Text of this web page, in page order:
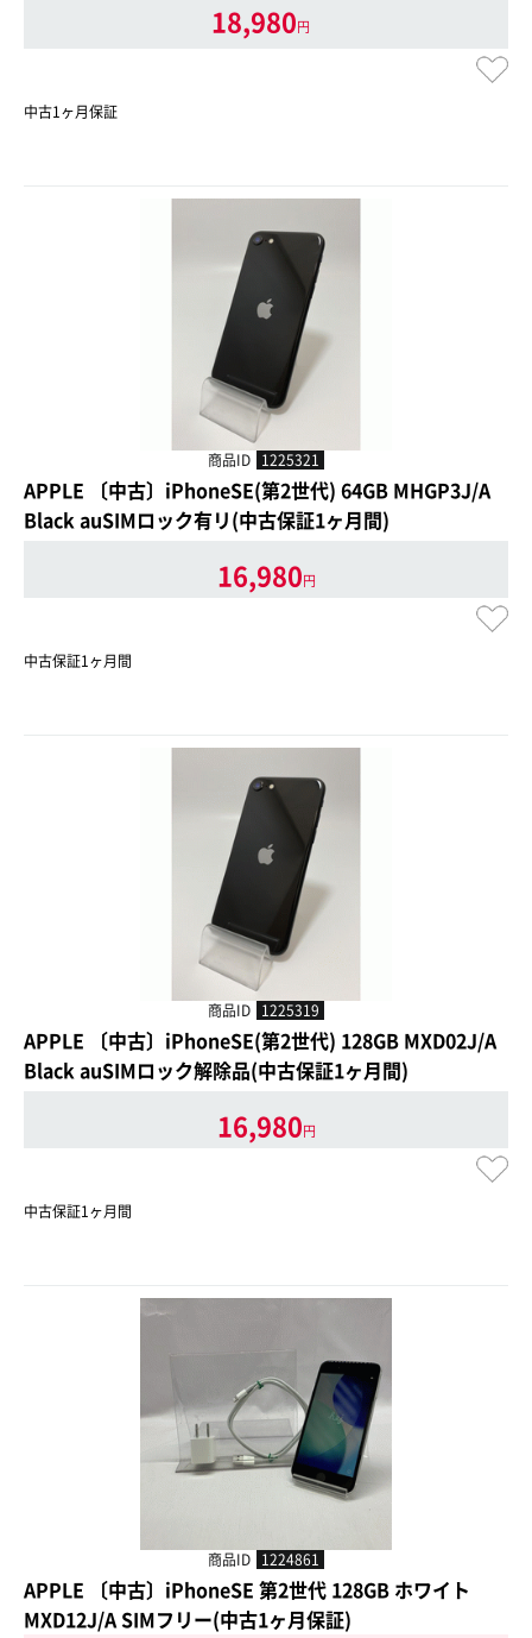
18,980円
中古1ヶ月保証
商品ID 1225321
APPLE 〔中古〕iPhoneSE(第2世代) 64GB MHGP3J/A
Black auSIMロック有リ(中古保証1ヶ月間)
16,980円
中古保証1ヶ月間
商品ID 1225319
APPLE 〔中古〕iPhoneSE(第2世代) 128GB MXD02J/A
Black auSIMロック解除品(中古保証1ヶ月間)
16,980円
中古保証1ヶ月間
商品ID 1224861
APPLE 〔中古〕iPhoneSE 第2世代 128GB ホワイト
MXD12J/A SIMフリー(中古1ヶ月保証)